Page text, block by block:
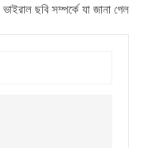
ভাইরাল ছবি সম্পর্কে যা জানা গেল